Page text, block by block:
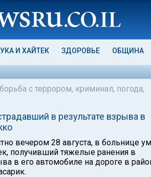
И ХАЙТЕК ЗДОРОВЬЕ ОБЩИНА
с террором, криминал, погода,
в результате взрыва в
вечером 28 августа, в больнице
получивший тяжелые ранения в
в его автомобиле на дороге в